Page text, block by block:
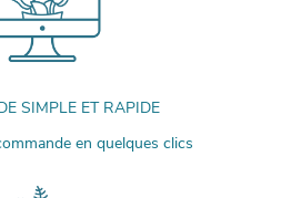
SIMPLE ET RAPIDE
en quelques clics